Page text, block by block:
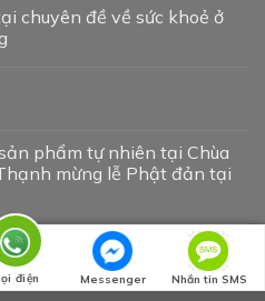
chuyên đề về sức khoẻ ở
phẩm tự nhiên tại Chùa
mừng lễ Phật đản tại
(tặng) Rau tự nhiên tại
Phạm Ngũ Lão, Quận 1.
điện Messenger Nhắn tin SMS